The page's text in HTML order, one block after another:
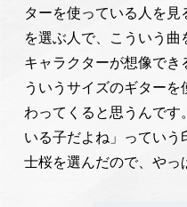
ターを使っている人を
を選ぶ人で、こういう曲
キャラクターが想像で
ういうサイズのギター
わってくると思うんです
いる子だよね」っていう
士桜を選んだので、やっ